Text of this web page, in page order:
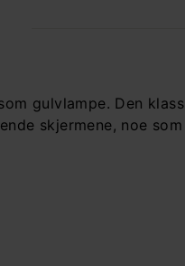
gulvlampe. Den
skjermene, noe